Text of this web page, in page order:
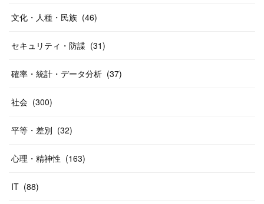
文化・人種・民族 (46)
セキュリティ・防諜 (31)
確率・統計・データ分析 (37)
社会 (300)
平等・差別 (32)
心理・精神性 (163)
IT (88)